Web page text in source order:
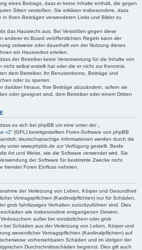
eines Beitrags, dass er keine Inhalte enthält, die gegen
Sitten verstoßen. Sie erklären insbesondere, dass
in Ihren Beiträgen verwendeten Links und Bilder zu
das Hausrecht aus. Bei Verstößen gegen diese
anderer im Board veröffentlichten Regeln kann der
zeitweise oder dauerhaft von der Nutzung dieses
ein Hausverbot erteilen.
der Betreiber keine Verantwortung für die Inhalte von
nicht selbst erstellt hat oder die er nicht zur Kenntnis
dem Betreiber, Ihr Benutzerkonto, Beiträge und
oder zu sperren.
darüber hinaus, Ihre Beiträge abzuändern, sofern sie
oder geeignet sind, dem Betreiber oder einem Dritten
es sich bei phpBB um eine unter der „
v2“ (GPL) bereitgestellten Foren-Software von phpBB
deutschsprachige Informationen werden durch die
unter www.phpbb.de zur Verfügung gestellt. Beide
Art und Weise, wie die Software verwendet wird. Sie
der Software für bestimmte Zwecke nicht
fremder Foren Einfluss nehmen.
der Verletzung von Leben, Körper und Gesundheit
Vertragspflichten (Kardinalpflichten) nur für Schäden,
grob fahrlässiges Verhalten zurückzuführen sind. Dies
wie insbesondere entgangenen Gewinn.
außer bei vorsätzlichem oder grob
bei Schäden aus der Verletzung von Leben, Körper und
wesentlicher Vertragspflichten (Kardinalpflichten) auf
vorhersehbaren Schäden und im übrigen der
Durchschnittsschäden begrenzt. Dies gilt auch